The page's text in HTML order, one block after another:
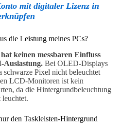
mit digitaler Lizenz in
die Leistung meines PCs?
keinen messbaren Einfluss
Auslastung. Bei OLED-Displays
schwarze Pixel nicht beleuchtet
LCD-Monitoren ist kein
da die Hintergrundbeleuchtung
den Taskleisten-Hintergrund